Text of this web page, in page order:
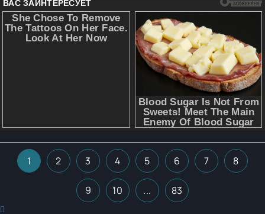
1 2 3 4 5 6 7 8
9 10 ... 83